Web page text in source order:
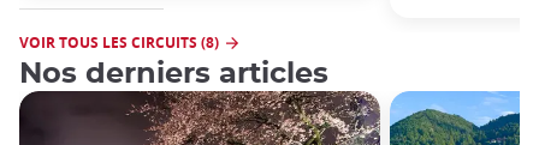
VOIR TOUS LES CIRCUITS (8)
Nos derniers articles